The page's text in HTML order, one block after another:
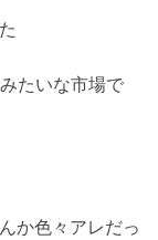
たいな市場で
か色々アレだっ